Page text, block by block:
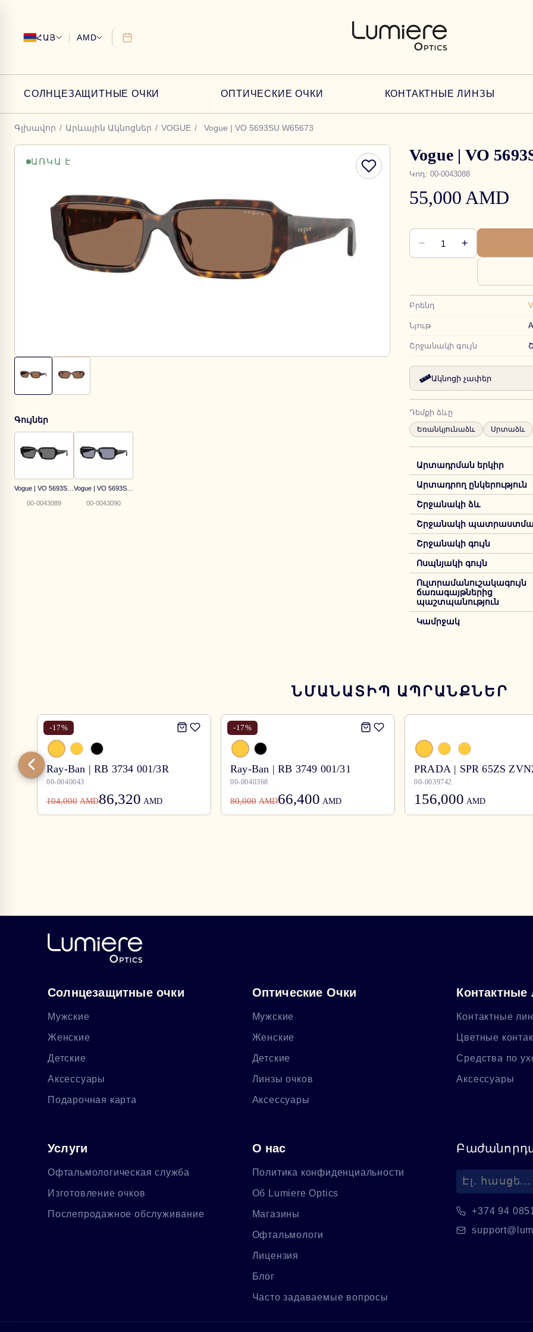
ՀԱՅ AMD
СОЛНЦЕЗАЩИТНЫЕ ОЧКИ ОПТИЧЕСКИЕ ОЧКИ КОНТАКТНЫЕ ЛИНЗЫ
Գլխավոր / Արևային Ակնոցներ / VOGUE / Vogue | VO 5693SU W65673
ԱՌԿԱ Է
Գույներ
00-0043089 00-0043090
Vogue | VO
Կոդ: 00-0043088
55,000 AMD
− 1 +
Բրենդ
Նյութ
Շրջանակի գույն
Ակնոցի չափեր
Դեմքի ձևը
Եռանկյունաձև Սրտաձև
Արտադրման երկիր
Արտադրող ընկերություն
Շրջանակի ձև
Շրջանակի պատրաստման
Շրջանակի գույն
Ոսպնյակի գույն
Ուլտրամանուշակագույն
ճառագայթներից
պաշտպանություն
Կամրջակ
ՆՄԱՆԱՏԻՊ ԱՊՐԱՆՔՆԵՐ
-17%
Ray-Ban | RB 3734 001/3R
00-0040043
104,000 AMD86,320 AMD
-17%
Ray-Ban | RB 3749 001/31
00-0040368
80,000 AMD66,400 AMD
PRADA | SPR 65ZS
00-0039742
156,000 AMD
Солнцезащитные очки
Мужские
Женские
Детские
Аксессуары
Подарочная карта
Оптические Очки
Мужские
Женские
Детские
Линзы очков
Аксессуары
Контактные
Контактные
Цветные
Средства по
Аксессуары
Услуги
Офтальмологическая служба
Изготовление очков
Послепродажное обслуживание
О нас
Политика конфиденциальности
Об Lumiere Optics
Магазины
Офтальмологи
Лицензия
Блог
Часто задаваемые вопросы
+374 94